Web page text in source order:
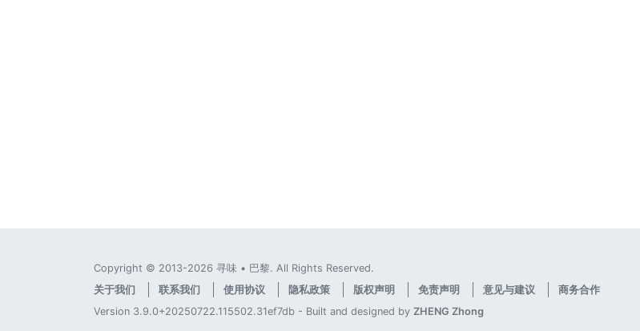
Copyright © 2013-2026 寻味 • 巴黎. All Rights Reserved.
关于我们
联系我们 使用协议 隐私政策 版权声明 免责声明 意见与建议
商务合作
Version 3.9.0+20250722.115502.31ef7db - Built and designed by ZHENG Zhong